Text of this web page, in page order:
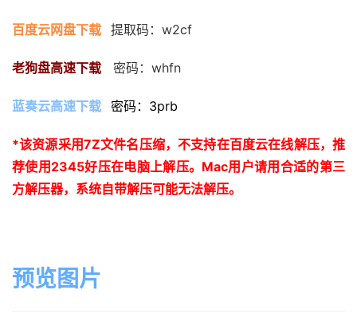
百度云网盘下载 提取码：w2cf
老狗盘高速下载 密码：whfn
蓝奏云高速下载 密码：3prb
*该资源采用7Z文件名压缩，不支持在百度云在线解压，推
荐使用2345好压在电脑上解压。 Mac用户请用合适的第三
方解压器，系统自带解压可能无法解压。
预览图片